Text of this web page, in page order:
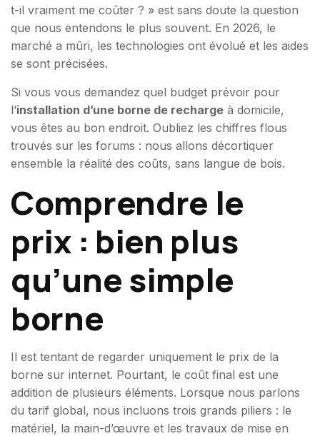
t-il vraiment me coûter ? » est sans doute la question
que nous entendons le plus souvent. En 2026, le
marché a mûri, les technologies ont évolué et les aides
se sont précisées.
Si vous vous demandez quel budget prévoir pour
l’installation d’une borne de recharge à domicile,
vous êtes au bon endroit. Oubliez les chiffres flous
trouvés sur les forums : nous allons décortiquer
ensemble la réalité des coûts, sans langue de bois.
Comprendre le
prix : bien plus
qu’une simple
borne
Il est tentant de regarder uniquement le prix de la
borne sur internet. Pourtant, le coût final est une
addition de plusieurs éléments. Lorsque nous parlons
du tarif global, nous incluons trois grands piliers : le
matériel, la main-d’œuvre et les travaux de mise en